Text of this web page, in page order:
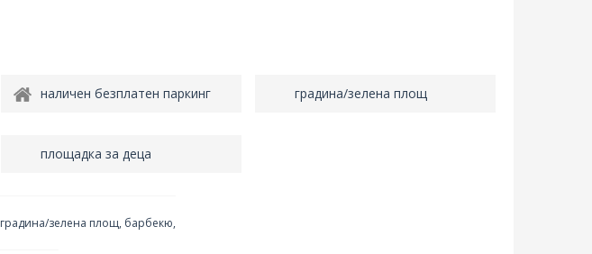
наличен безплатен паркинг градина/зелена площ
площадка за деца
градина/зелена площ, барбекю,